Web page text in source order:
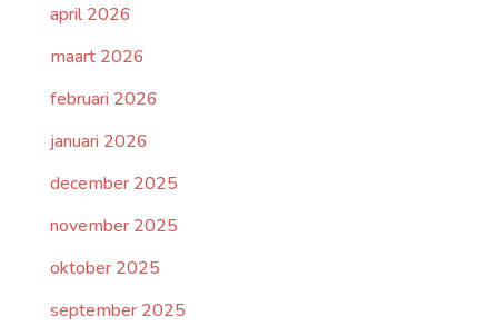
april 2026
maart 2026
februari 2026
januari 2026
december 2025
november 2025
oktober 2025
september 2025